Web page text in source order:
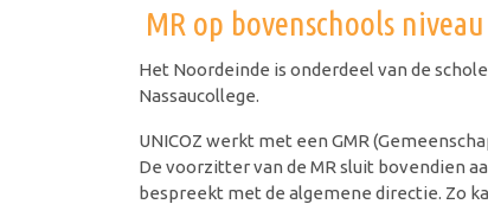
MR op bovenschools niveau
Het Noordeinde is onderdeel van de
Nassaucollege.
UNICOZ werkt met een GMR
De voorzitter van de MR sluit bovendien
bespreekt met de algemene directie. Zo